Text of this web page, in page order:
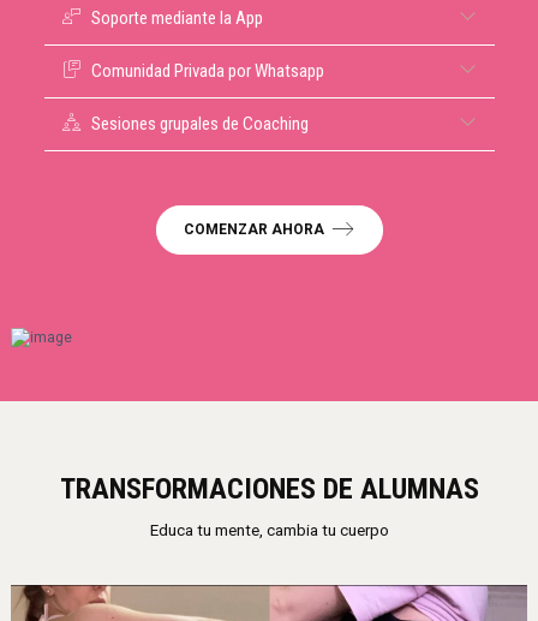
Soporte mediante la App
Comunidad Privada por Whatsapp
Sesiones grupales de Coaching
COMENZAR AHORA
TRANSFORMACIONES DE ALUMNAS
Educa tu mente, cambia tu cuerpo